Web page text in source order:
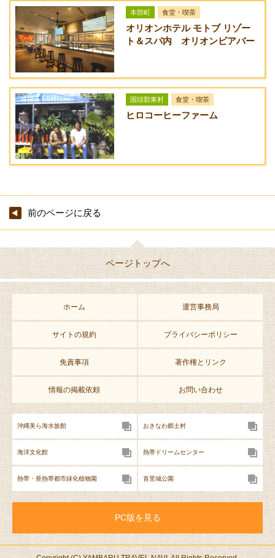
沖縄自動車道・許田インターから国道58号線に入り北上。宮里
4丁目（北）交差点を左折し国道449号線を本部方面へ。焼肉名
月館を右折。山を登っていくと一番上のあたり。
※メニュー、及び料金は予告なく変更する場合があります。詳
しくは施設へお問い合わせください。
本部町 食堂・喫茶
オリオンホテル モトブ リゾー
ト＆スパ内 オリオンビアバー
国頭郡東村 食堂・喫茶
ヒロコーヒーファーム
前のページに戻る
ページトップへ
ホーム 運営事務局
サイトの規約 プライバシーポリシー
免責事項 著作権とリンク
情報の掲載依頼 お問い合わせ
沖縄美ら海水族館 おきなわ郷土村
海洋文化館 熱帯ドリームセンター
熱帯・亜熱帯都市緑化植物園 首里城公園
PC版を見る